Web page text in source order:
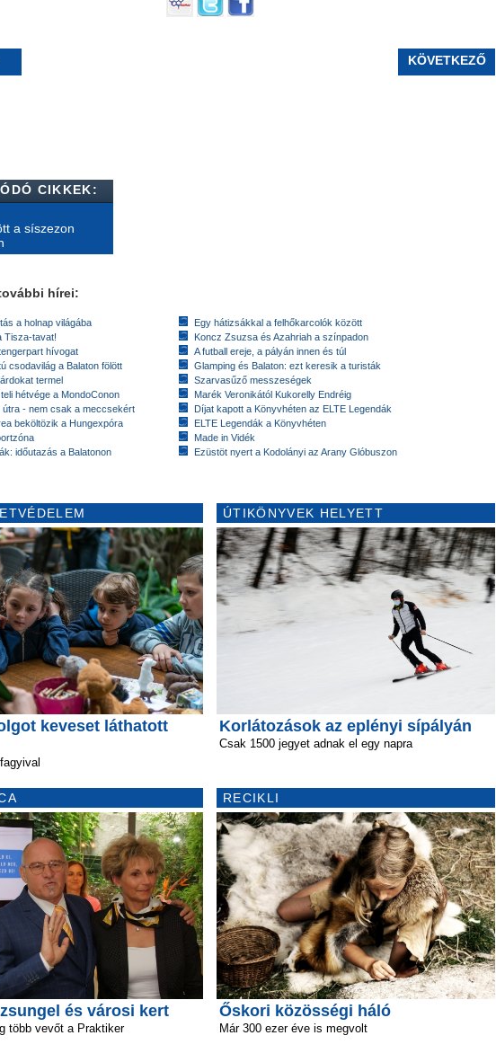
KÖVETKEZŐ
CIKKEK:
a síszezon
hírei:
a holnap világába
Tisza-tavat!
hívogat
csodavilág a Balaton fölött
termel
hétvége a MondoConon
útra - nem csak a meccsekért
beköltözik a Hungexpóra
időutazás a Balatonon
Egy hátizsákkal a felhőkarcolók között
Koncz Zsuzsa és Azahriah a színpadon
A futball ereje, a pályán innen és túl
Glamping és Balaton: ezt keresik a turisták
Szarvasűző messzeségek
Marék Veronikától Kukorelly Endréig
Díjat kapott a Könyvhéten az ELTE Legendák
ELTE Legendák a Könyvhéten
Made in Vidék
Ezüstöt nyert a Kodolányi az Arany Glóbuszon
keveset láthatott
és városi kert
több vevőt a Praktiker
ÚTIKÖNYVEK HELYETT
Korlátozások az eplényi sípályán
Csak 1500 jegyet adnak el egy napra
RECIKLI
Őskori közösségi háló
Már 300 ezer éve is megvolt